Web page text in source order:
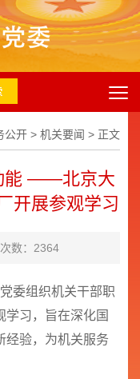
公开 > 机关要闻 > 正文
能 ——北京大
开展参观学习
数： 2364
委组织机关干部职
学习，旨在深化国
经验，为机关服务